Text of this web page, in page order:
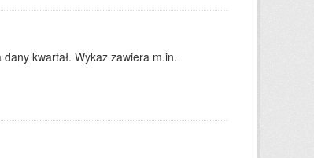
kwartał. Wykaz zawiera m.in.